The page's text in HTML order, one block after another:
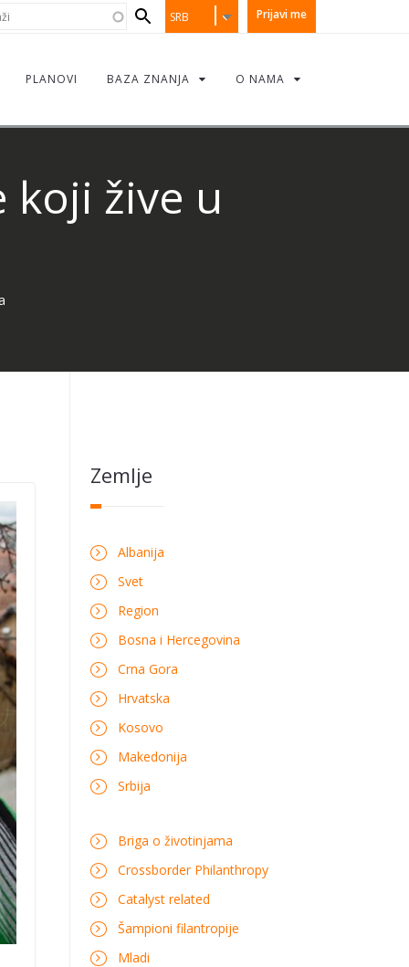
Prijavi me
SRB
PLANOVI BAZA ZNANJA O NAMA
koji žive u
Zemlje
Albanija
Svet
Region
Bosna i Hercegovina
Crna Gora
Hrvatska
Kosovo
Makedonija
Srbija
Briga o životinjama
Crossborder Philanthropy
Catalyst related
Šampioni filantropije
Mladi